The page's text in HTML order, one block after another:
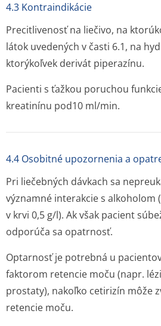
4.3 Kontraindikácie
Precitlivenosť na liečivo, na
látok uvedených v časti 6.1, na
ktorýkoľvek derivát piperazínu.
Pacienti s ťažkou poruchou
kreatinínu pod10 ml/min.
4.4 Osobitné upozornenia a
Pri liečebných dávkach sa
významné interakcie s alkoholom
v krvi 0,5 g/l). Ak však pacient
odporúča sa opatrnosť.
Optarnosť je potrebná u
faktorom retencie moču (napr.
prostaty), nakoľko cetirizín môže
retencie moču.